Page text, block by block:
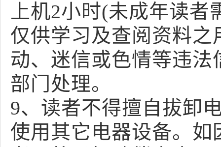
上机2小时(未成年读者
仅供学习及查阅资料
动、迷信或色情等违
部门处理。
9、读者不得擅自拔卸
使用其它电器设备。